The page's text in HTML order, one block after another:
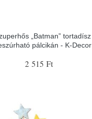
„Batman” tortadísz
pálcikán - K-Decor
2 515 Ft